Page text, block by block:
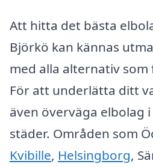
Att hitta det bästa
Björkö kan kännas
med alla alternativ
För att underlätta ditt
även överväga elbolag
städer. Områden som
Kvibille, Helsingborg,